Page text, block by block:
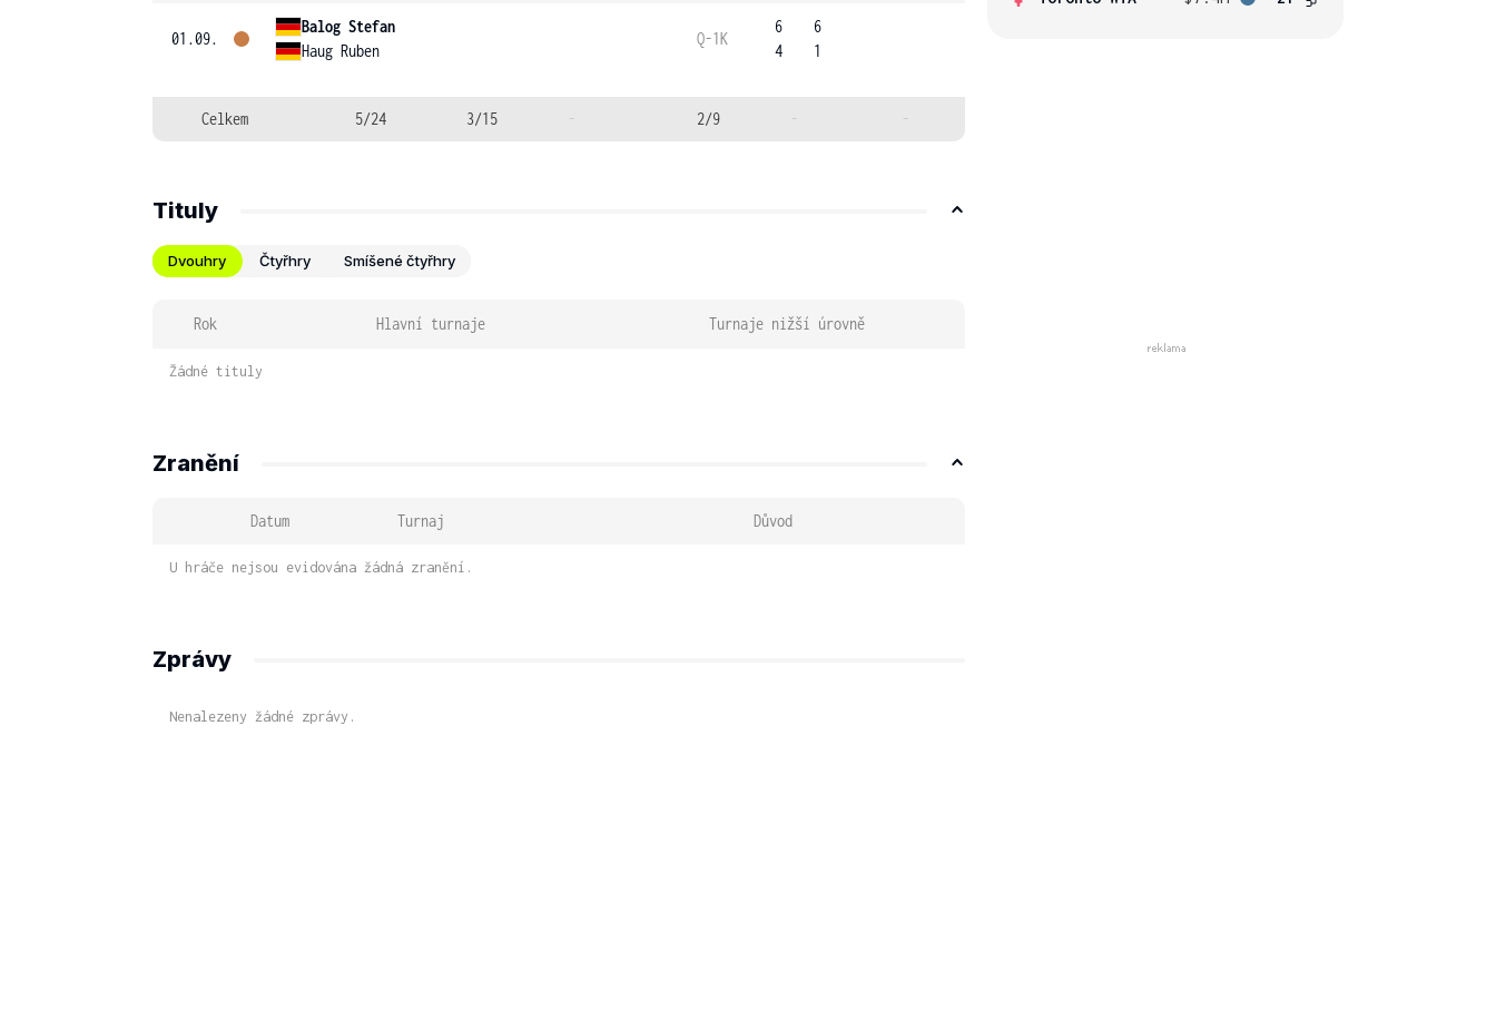
01.09.
Balog Stefan
Haug Ruben
Q-1K
6
4
6
1
Celkem 5/24 3/15 - 2/9 - -
Tituly
Dvouhry Čtyřhry Smíšené čtyřhry
Rok Hlavní turnaje Turnaje nižší úrovně
Žádné tituly
Zranění
Datum Turnaj Důvod
U hráče nejsou evidována žádná zranění.
Zprávy
Nenalezeny žádné zprávy.